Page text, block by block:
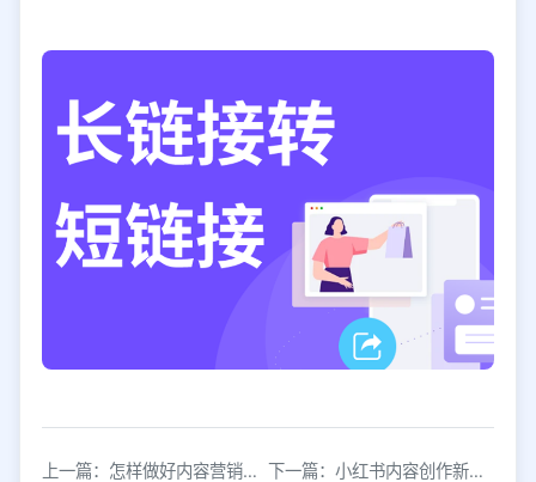
上一篇：怎样做好内容营销：从策略到转化的实战指南 下一篇：小红书内容创作新风向，随手拍也能成爆文！